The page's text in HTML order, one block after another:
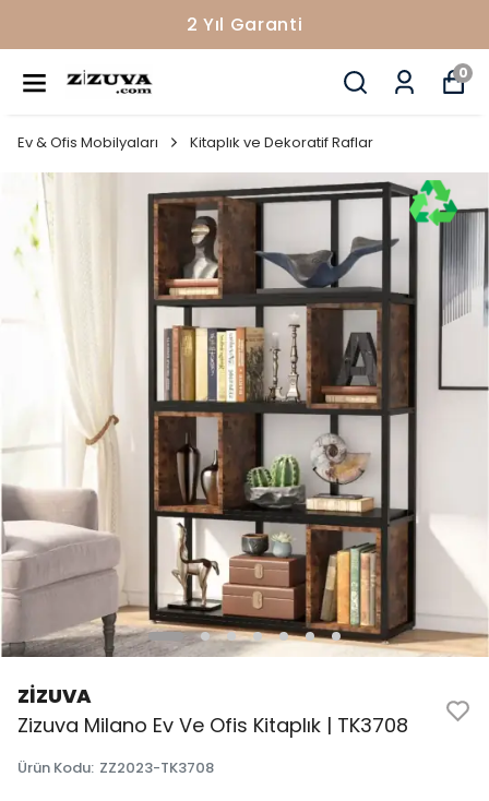
2 Yıl Garanti
0
Ev & Ofis Mobilyaları Kitaplık ve Dekoratif Raflar
ZİZUVA
Zizuva Milano Ev Ve Ofis Kitaplık | TK3708
Ürün Kodu: ZZ2023-TK3708